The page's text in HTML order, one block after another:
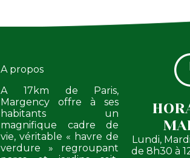
A propos
A 17km de Paris,
Margency offre à ses
habitants un
magnifique cadre de
vie, véritable « havre de
verdure » regroupant
Lundi,
de 8h30 à